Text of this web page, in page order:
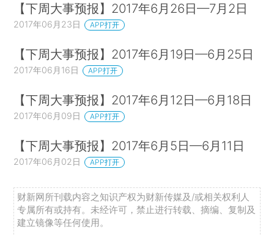
【下周大事预报】2017年6月26日—7月2日
2017年06月23日 APP打开
【下周大事预报】2017年6月19日—6月25日
2017年06月16日 APP打开
【下周大事预报】2017年6月12日—6月18日
2017年06月09日 APP打开
【下周大事预报】2017年6月5日—6月11日
2017年06月02日 APP打开
财新网所刊载内容之知识产权为财新传媒及/或相关权利人
专属所有或持有。未经许可，禁止进行转载、摘编、复制及
建立镜像等任何使用。